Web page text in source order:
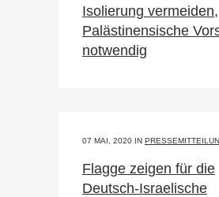
Isolierung vermeiden,
Palästinensische
notwendig
07 MAI, 2020 IN
Flagge zeigen für die
Deutsch-Israelische